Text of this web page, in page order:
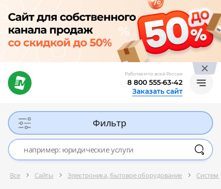
Работаем по всей России
8 800 555-63-42
Заказать сайт
Фильтр
Все Сайты Электроника, бытовое оборудование